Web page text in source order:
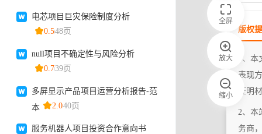
全屏
放大
缩小
版权
1、
表现
证明
2、本
务商